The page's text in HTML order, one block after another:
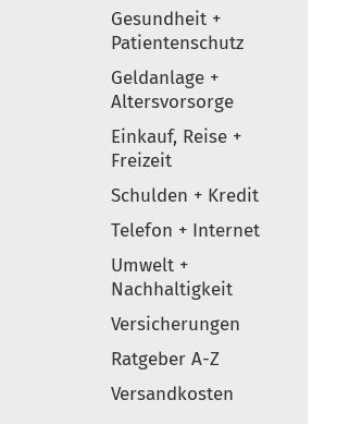
Gesundheit +
Patientenschutz
Geldanlage +
Altersvorsorge
Einkauf, Reise +
Freizeit
Schulden + Kredit
Telefon + Internet
Umwelt +
Nachhaltigkeit
Versicherungen
Ratgeber A-Z
Versandkosten